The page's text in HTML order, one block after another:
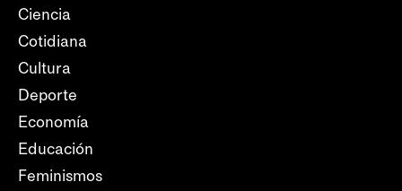
Ciencia
Cotidiana
Cultura
Deporte
Economía
Educación
Feminismos